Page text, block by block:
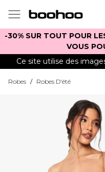
-30% SUR TOUT POUR
VOUS
Ce site utilise des
Robes / Robes D'été